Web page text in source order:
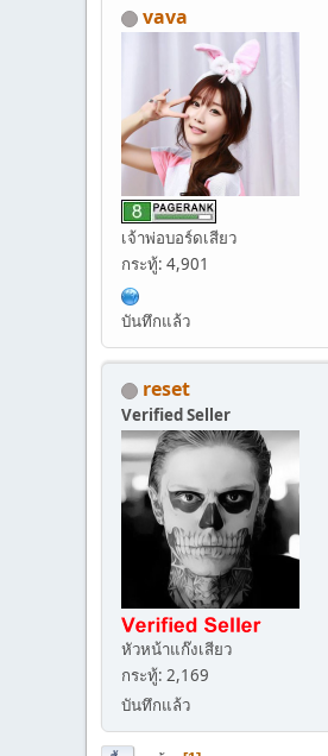
vava
เจ้าพ่อบอร์ดเสียว
กระทู้: 4,901
บันทึกแล้ว
reset
Verified Seller
หัวหน้าแก๊งเสียว
กระทู้: 2,169
บันทึกแล้ว